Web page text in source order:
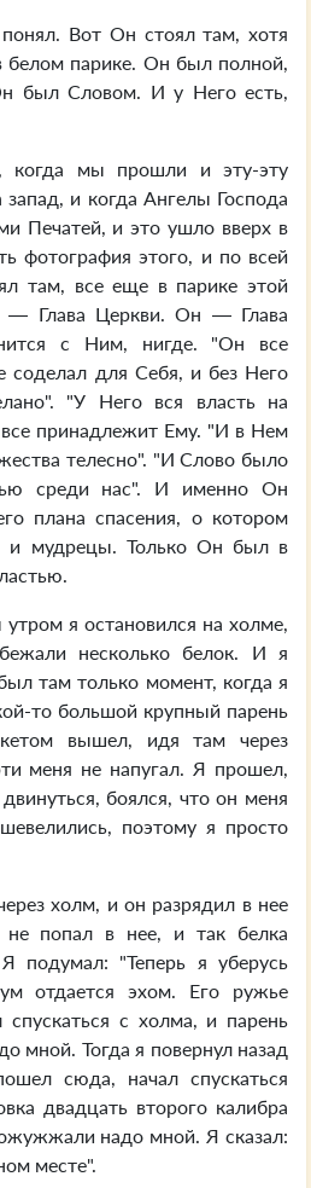
Вот Он стоял там, хотя
белом парике. Он был полной,
был Словом. И у Него есть,
когда мы прошли и эту-эту
и когда Ангелы Господа
Печатей, и это ушло вверх в
фотография этого, и по всей
там, все еще в парике этой
— Глава Церкви. Он — Глава
с Ним, нигде. "Он все
соделал для Себя, и без Него
"У Него вся власть на
все принадлежит Ему. "И в Нем
телесно". "И Слово было
среди нас". И именно Он
плана спасения, о котором
и мудрецы. Только Он был в
я остановился на холме,
несколько белок. И я
там только момент, когда я
то большой крупный парень
вышел, идя там через
меня не напугал. Я прошел,
боялся, что он меня
поэтому я просто
холм, и он разрядил в нее
попал в нее, и так белка
подумал: "Теперь я уберусь
отдается эхом. Его ружье
с холма, и парень
мной. Тогда я повернул назад
сюда, начал спускаться
двадцать второго калибра
надо мной. Я сказал:
месте".